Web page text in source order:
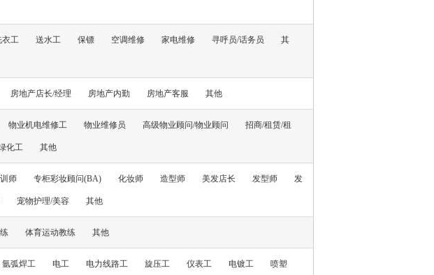
衣工 送水工 保镖 空调维修 家电维修 寻呼员/话务员 其
房地产店长/经理 房地产内勤 房地产客服 其他
物业机电维修工 物业维修员 高级物业顾问/物业顾问 招商/租赁/租
化工 其他
师 专柜彩妆顾问(BA) 化妆师 造型师 美发店长 发型师 发
宠物护理/美容 其他
体育运动教练 其他
氩弧焊工 电工 电力线路工 旋压工 仪表工 电镀工 喷塑